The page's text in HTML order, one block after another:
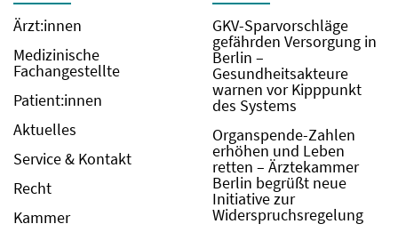
Ärzt:innen
Medizinische
Fachangestellte
Patient:innen
Aktuelles
Service & Kontakt
Recht
Kammer
GKV-Sparvorschläge
gefährden Versorgung in
Berlin –
Gesundheitsakteure
warnen vor Kipppunkt
des Systems
Organspende-Zahlen
erhöhen und Leben
retten – Ärztekammer
Berlin begrüßt neue
Initiative zur
Widerspruchsregelung